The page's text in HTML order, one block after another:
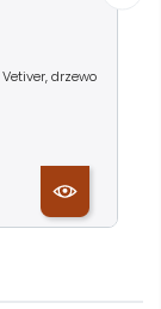
drzewo